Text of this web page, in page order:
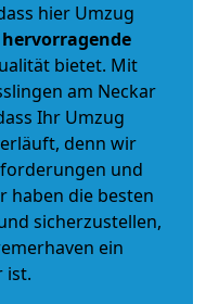
hier Umzug
hervorragende
bietet. Mit
am Neckar
Ihr Umzug
denn wir
und
haben die besten
sicherzustellen,
ein
ist.